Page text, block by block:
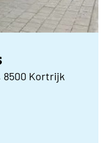
8500 Kortrijk